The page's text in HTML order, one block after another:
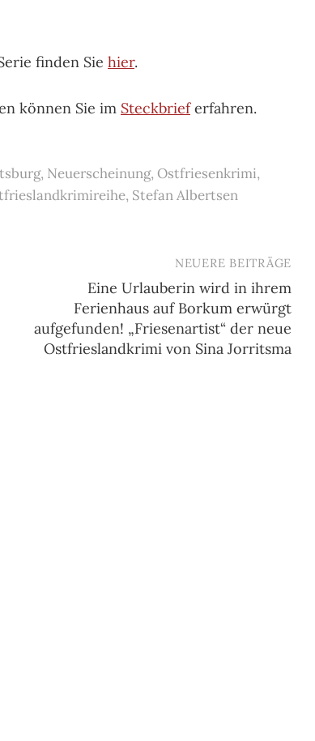
finden Sie hier.
können Sie im Steckbrieferfahren.
, Neuerscheinung, Ostfriesenkrimi,
, Stefan Albertsen
NEUERE BEITRÄGE
Eine Urlauberin wird in ihrem
Ferienhaus auf Borkum erwürgt
aufgefunden! „Friesenartist“ der neue
Ostfrieslandkrimi von Sina Jorritsma